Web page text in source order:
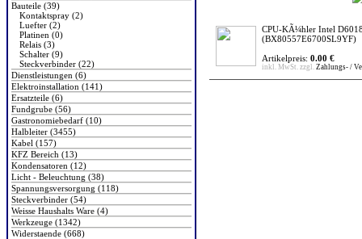
Bauteile (39)
Kontaktspray (2)
Luefter (2)
Platinen (0)
Relais (3)
Schalter (9)
Steckverbinder (22)
Dienstleistungen (6)
Elektroinstallation (141)
Ersatzteile (6)
Fundgrube (56)
Gastronomiebedarf (10)
Halbleiter (3455)
Kabel (157)
KFZ Bereich (13)
Kondensatoren (12)
Licht - Beleuchtung (38)
Spannungsversorgung (118)
Steckverbinder (54)
Weisse Haushalts Ware (4)
Werkzeuge (1342)
Widerstaende (668)
CPU-KÃ¼hler Intel
(BX80557E6700SL9YF)
Artikelpreis: 0.00 €
inkl. MwSt. zzgl. Zahlungs- /